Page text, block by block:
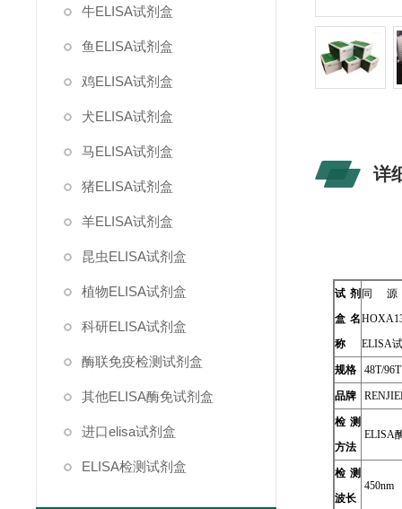
牛ELISA试剂盒
鱼ELISA试剂盒
鸡ELISA试剂盒
犬ELISA试剂盒
马ELISA试剂盒
猪ELISA试剂盒
羊ELISA试剂盒
昆虫ELISA试剂盒
植物ELISA试剂盒
科研ELISA试剂盒
酶联免疫检测试剂盒
其他ELISA酶免试剂盒
进口elisa试剂盒
ELISA检测试剂盒
详
试剂
盒名
称
同
ELISA
规格 48T/96T
品牌
检测
方法
ELISA
检测
波长
450nm